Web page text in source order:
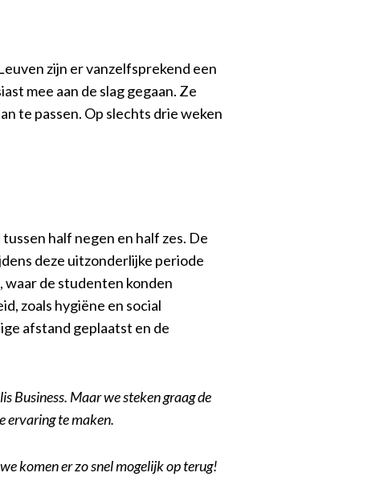
zijn er vanzelfsprekend een
mee aan de slag gegaan. Ze
te passen. Op slechts drie weken
half negen en half zes. De
deze uitzonderlijke periode
waar de studenten konden
zoals hygiëne en social
afstand geplaatst en de
Business. Maar we steken graag de
ervaring te maken.
komen er zo snel mogelijk op terug!